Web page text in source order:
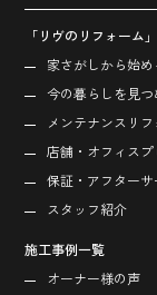
「リヴのリフォーム
家さがしから始め
今の暮らしを見
メンテナンスリフ
店舗・オフィス
保証・アフターサ
スタッフ紹介
施工事例一覧
オーナー様の声